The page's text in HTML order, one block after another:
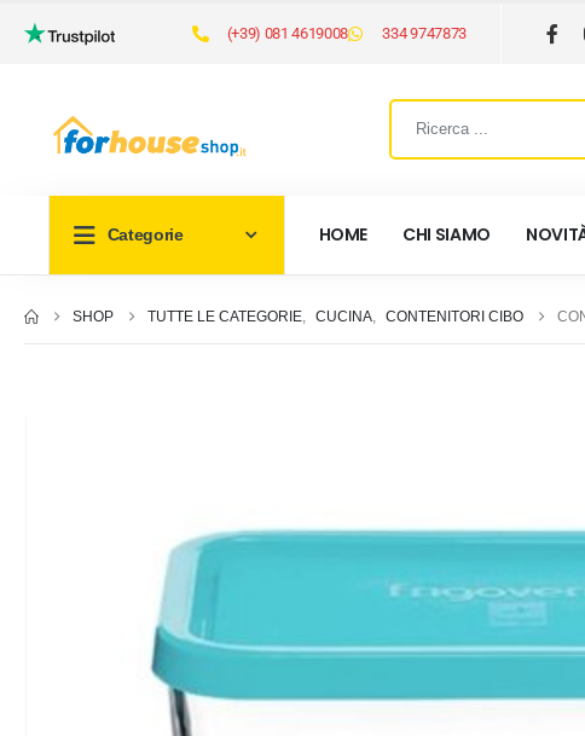
(+39) 081 4619008 334 9747873
Categorie HOME CHI SIAMO
SHOP TUTTE LE CATEGORIE, CUCINA, CONTENITORI CIBO